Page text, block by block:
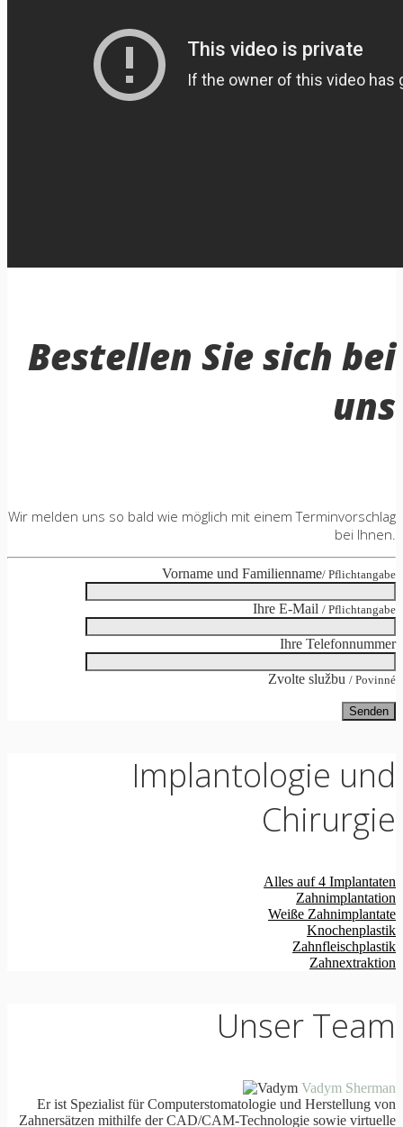
Bestellen Sie sich bei
uns
Wir melden uns so bald wie möglich mit einem Terminvorschlag
bei Ihnen.
Vorname und Familienname/ Pflichtangabe
Ihre E-Mail / Pflichtangabe
Ihre Telefonnummer
Zvolte službu / Povinné
Implantologie und
Chirurgie
Alles auf 4 Implantaten
Zahnimplantation
Weiße Zahnimplantate
Knochenplastik
Zahnfleischplastik
Zahnextraktion
Unser Team
Vadym Sherman
Er ist Spezialist für Computerstomatologie und Herstellung von
Zahnersätzen mithilfe der CAD/CAM-Technologie sowie virtuelle